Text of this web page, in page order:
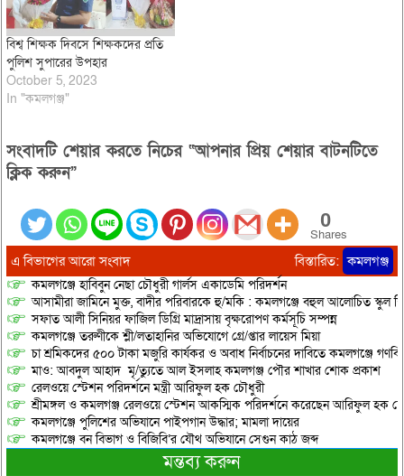
বিশ্ব শিক্ষক দিবসে শিক্ষকদের প্রতি
পুলিশ সুপারের উপহার
October 5, 2023
In "কমলগঞ্জ"
সংবাদটি শেয়ার করতে নিচের “আপনার প্রিয় শেয়ার বাটনটিতে
ক্লিক করুন”
0
Shares
এ বিভাগের আরো সংবাদ বিস্তারিত: কমলগঞ্জ
কমলগঞ্জে হাবিবুন নেছা চৌধুরী গার্লস একাডেমি পরিদর্শন
আসামীরা জামিনে মুক্ত, বাদীর পরিবারকে হু/মকি : কমলগঞ্জে বহুল আলোচিত স্কুল
সফাত আলী সিনিয়র ফাজিল ডিগ্রি মাদ্রাসায় বৃক্ষরোপণ কর্মসূচি সম্পন্ন
কমলগঞ্জে তরুণীকে শ্লী/লতাহানির অভিযোগে গ্রে/প্তার লায়েস মিয়া
চা শ্রমিকদের ৫০০ টাকা মজুরি কার্যকর ও অবাধ নির্বাচনের দাবিতে কমলগঞ্জে
মাও: আবদুল আহাদ মৃ/ত্যুতে আল ইসলাহ কমলগঞ্জ পৌর শাখার শোক প্রকাশ
রেলওয়ে স্টেশন পরিদর্শনে মন্ত্রী আরিফুল হক চৌধুরী
শ্রীমঙ্গল ও কমলগঞ্জ রেলওয়ে স্টেশন আকস্মিক পরিদর্শনে করেছেন আরিফুল হক
কমলগঞ্জে পুলিশের অভিযানে পাইপগান উদ্ধার; মামলা দায়ের
কমলগঞ্জে বন বিভাগ ও বিজিবি’র যৌথ অভিযানে সেগুন কাঠ জব্দ
মন্তব্য করুন